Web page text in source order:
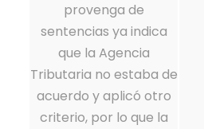
provenga de
sentencias ya indica
que la Agencia
Tributaria no estaba de
acuerdo y aplicó otro
criterio, por lo que la